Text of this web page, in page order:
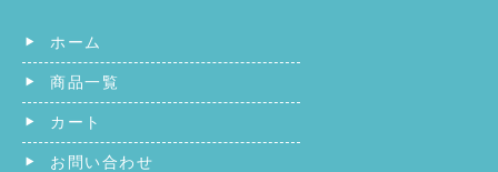
ホーム
商品一覧
カート
お問い合わせ